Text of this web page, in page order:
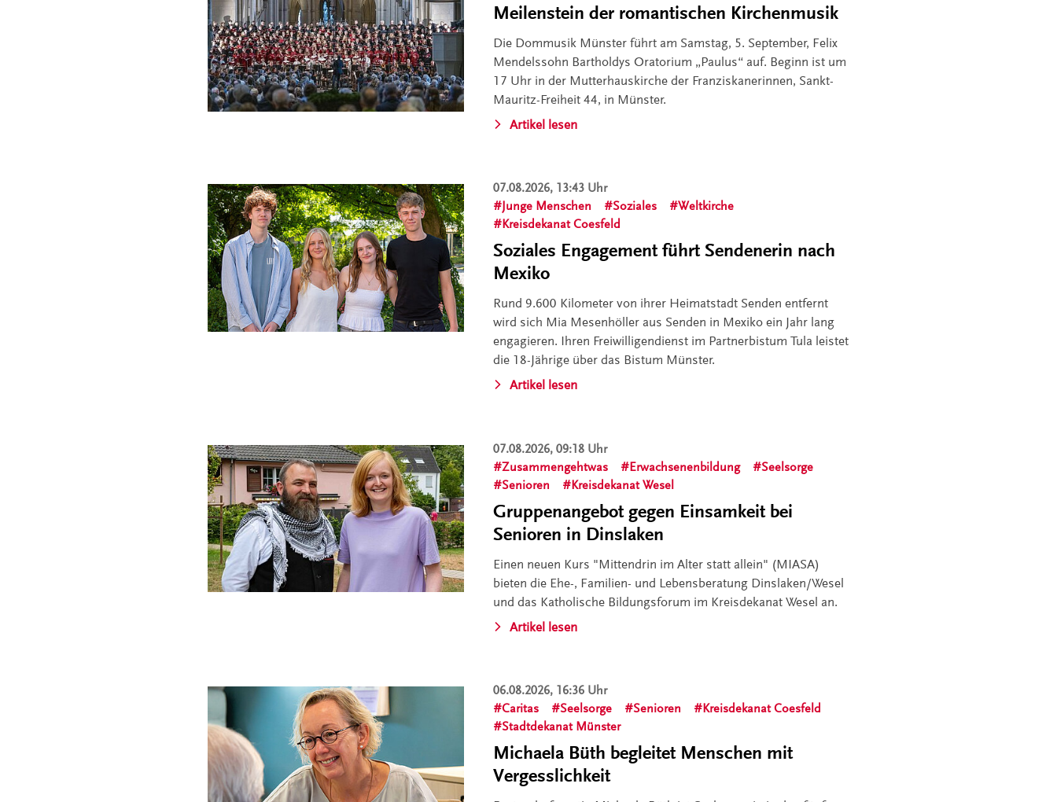
Meilenstein der romantischen Kirchenmusik
Die Dommusik Münster führt am Samstag, 5. September, Felix
Mendelssohn Bartholdys Oratorium „Paulus“ auf. Beginn ist um
17 Uhr in der Mutterhauskirche der Franziskanerinnen, Sankt-
Mauritz-Freiheit 44, in Münster.
Artikel lesen
07.08.2026, 13:43 Uhr
Junge Menschen
Soziales
Weltkirche
Kreisdekanat Coesfeld
Soziales Engagement führt Sendenerin nach
Mexiko
Rund 9.600 Kilometer von ihrer Heimatstadt Senden entfernt
wird sich Mia Mesenhöller aus Senden in Mexiko ein Jahr lang
engagieren. Ihren Freiwilligendienst im Partnerbistum Tula leistet
die 18-Jährige über das Bistum Münster.
Artikel lesen
07.08.2026, 09:18 Uhr
Zusammengehtwas
Erwachsenenbildung
Seelsorge
Senioren
Kreisdekanat Wesel
Gruppenangebot gegen Einsamkeit bei
Senioren in Dinslaken
Einen neuen Kurs "Mittendrin im Alter statt allein" (MIASA)
bieten die Ehe-, Familien- und Lebensberatung Dinslaken/Wesel
und das Katholische Bildungsforum im Kreisdekanat Wesel an.
Artikel lesen
06.08.2026, 16:36 Uhr
Caritas
Seelsorge Senioren
Kreisdekanat Coesfeld
Stadtdekanat Münster
Michaela Büth begleitet Menschen mit
Vergesslichkeit